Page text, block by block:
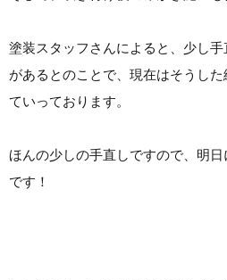
塗装スタッフさんによると、少し
があるとのことで、現在はそうし
ていっております。
ほんの少しの手直しですので、明
です！